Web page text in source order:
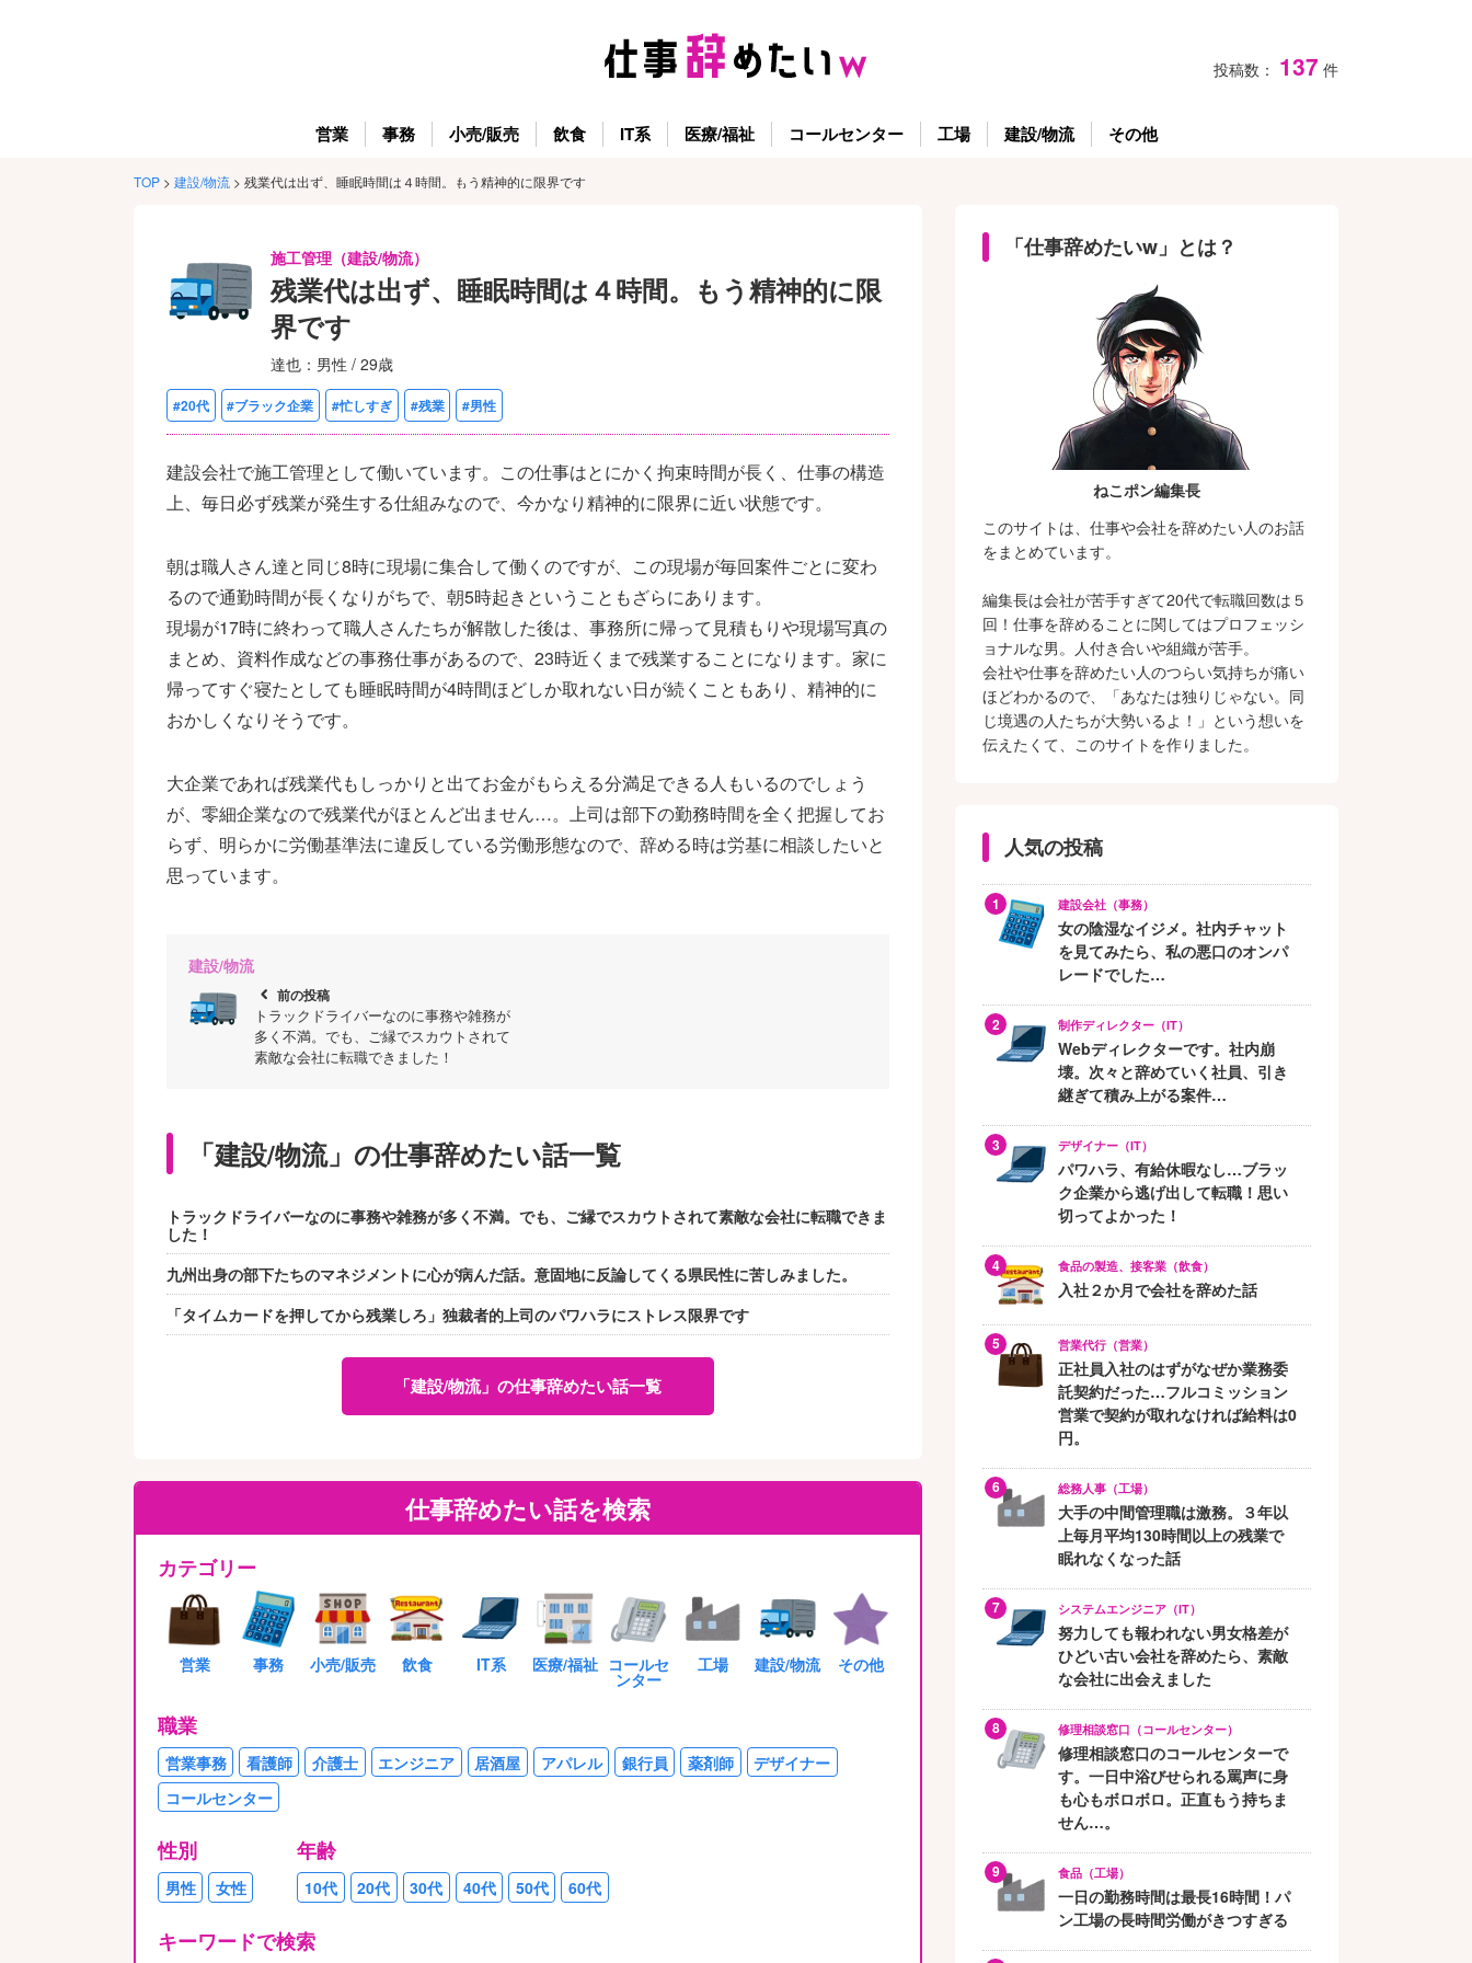
投稿数： 137 件
営業 事務 小売/販売 飲食 IT系 医療/福祉 コールセンター 工場 建設/物流 その他
TOP > 建設/物流 > 残業代は出ず、睡眠時間は４時間。もう精神的に限界です
施工管理（建設/物流）
残業代は出ず、睡眠時間は４時間。もう精神的に限
界です
達也：男性 / 29歳
#20代 #ブラック企業 #忙しすぎ #残業 #男性
建設会社で施工管理として働いています。この仕事はとにかく拘束時間が長く、仕事の構造
上、毎日必ず残業が発生する仕組みなので、今かなり精神的に限界に近い状態です。
朝は職人さん達と同じ8時に現場に集合して働くのですが、この現場が毎回案件ごとに変わ
るので通勤時間が長くなりがちで、朝5時起きということもざらにあります。
現場が17時に終わって職人さんたちが解散した後は、事務所に帰って見積もりや現場写真の
まとめ、資料作成などの事務仕事があるので、23時近くまで残業することになります。家に
帰ってすぐ寝たとしても睡眠時間が4時間ほどしか取れない日が続くこともあり、精神的に
おかしくなりそうです。
大企業であれば残業代もしっかりと出てお金がもらえる分満足できる人もいるのでしょう
が、零細企業なので残業代がほとんど出ません…。上司は部下の勤務時間を全く把握してお
らず、明らかに労働基準法に違反している労働形態なので、辞める時は労基に相談したいと
思っています。
建設/物流
chevron_left 前の投稿
トラックドライバーなのに事務や雑務が
多く不満。でも、ご縁でスカウトされて
素敵な会社に転職できました！
「建設/物流」の仕事辞めたい話一覧
トラックドライバーなのに事務や雑務が多く不満。でも、ご縁でスカウトされて素敵な会社に転職できま
した！
九州出身の部下たちのマネジメントに心が病んだ話。意固地に反論してくる県民性に苦しみました。
「タイムカードを押してから残業しろ」独裁者的上司のパワハラにストレス限界です
「建設/物流」の仕事辞めたい話一覧
仕事辞めたい話を検索
カテゴリー
営業 事務 小売/販売 飲食 IT系 医療/福祉 コールセ
ンター
工場 建設/物流 その他
職業
営業事務 看護師 介護士 エンジニア 居酒屋 アパレル 銀行員 薬剤師
デザイナー
コールセンター
性別
男性 女性
年齢
10代 20代 30代 40代 50代 60代
キーワードで検索
「仕事辞めたいw」とは？
ねこポン編集長
このサイトは、仕事や会社を辞めたい人のお話
をまとめています。
編集長は会社が苦手すぎて20代で転職回数は５
回！仕事を辞めることに関してはプロフェッシ
ョナルな男。人付き合いや組織が苦手。
会社や仕事を辞めたい人のつらい気持ちが痛い
ほどわかるので、「あなたは独りじゃない。同
じ境遇の人たちが大勢いるよ！」という想いを
伝えたくて、このサイトを作りました。
人気の投稿
建設会社（事務）
女の陰湿なイジメ。社内チャット
を見てみたら、私の悪口のオンパ
レードでした…
制作ディレクター（IT）
Webディレクターです。社内崩
壊。次々と辞めていく社員、引き
継ぎて積み上がる案件…
デザイナー（IT）
パワハラ、有給休暇なし…ブラッ
ク企業から逃げ出して転職！思い
切ってよかった！
食品の製造、接客業（飲食）
入社２か月で会社を辞めた話
営業代行（営業）
正社員入社のはずがなぜか業務委
託契約だった…フルコミッション
営業で契約が取れなければ給料は0
円。
総務人事（工場）
大手の中間管理職は激務。３年以
上毎月平均130時間以上の残業で
眠れなくなった話
システムエンジニア（IT）
努力しても報われない男女格差が
ひどい古い会社を辞めたら、素敵
な会社に出会えました
修理相談窓口（コールセンター）
修理相談窓口のコールセンターで
す。一日中浴びせられる罵声に身
も心もボロボロ。正直もう持ちま
せん…。
食品（工場）
一日の勤務時間は最長16時間！パ
ン工場の長時間労働がきつすぎる